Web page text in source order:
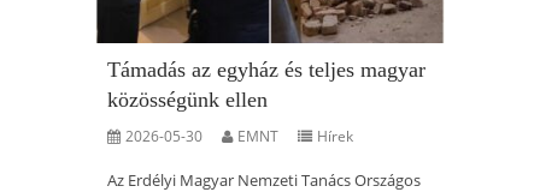
Támadás az egyház és teljes magyar
közösségünk ellen
2026-05-30 EMNT Hírek
Az Erdélyi Magyar Nemzeti Tanács Országos